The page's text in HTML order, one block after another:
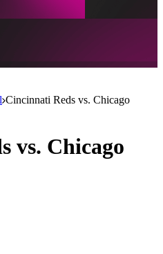
Cincinnati Reds vs. Chicago
vs. Chicago